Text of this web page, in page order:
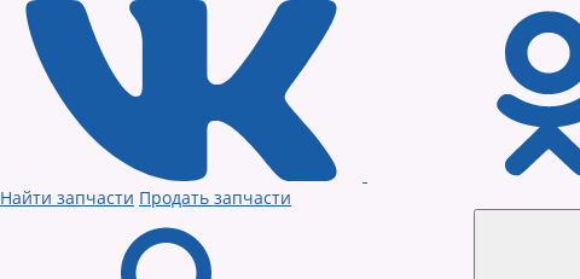
Найти запчасти Продать запчасти